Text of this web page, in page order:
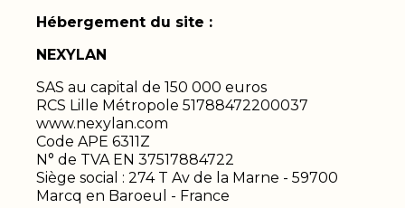
Hébergement du site :
NEXYLAN
SAS au capital de 150 000 euros
RCS Lille Métropole 51788472200037
www.nexylan.com
Code APE 6311Z
N° de TVA EN 37517884722
Siège social : 274 T Av de la Marne - 59700
Marcq en Baroeul - France